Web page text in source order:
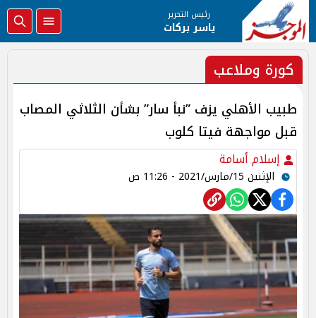
رئيس التحرير
ياسر بركات
كورة وملاعب
طبيب الأهلي يزف ”نبأ سار” بشأن الثلاثي المصاب
قبل مواجهة فيتا كلوب
إسلام أسامة
الإثنين 15/مارس/2021 - 11:26 ص